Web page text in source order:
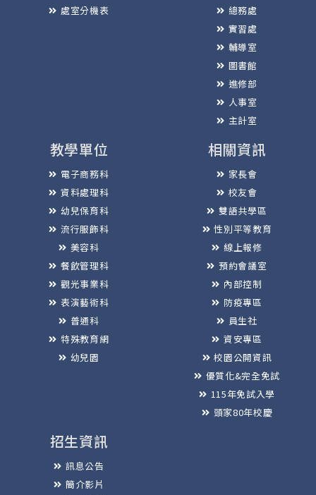
處室分機表
總務處
實習處
輔導室
圖書館
進修部
人事室
主計室
教學單位
電子商務科
資料處理科
幼兒保育科
流行服飾科
美容科
餐飲管理科
觀光事業科
表演藝術科
普通科
特殊教育網
幼兒園
相關資訊
家長會
校友會
雙語共學區
性別平等教育
線上報修
預約會議室
內部控制
防疫專區
員生社
資安專區
校園公開資訊
優質化&完全免試
115年免試入學
頭家80年校慶
招生資訊
訊息公告
簡介影片